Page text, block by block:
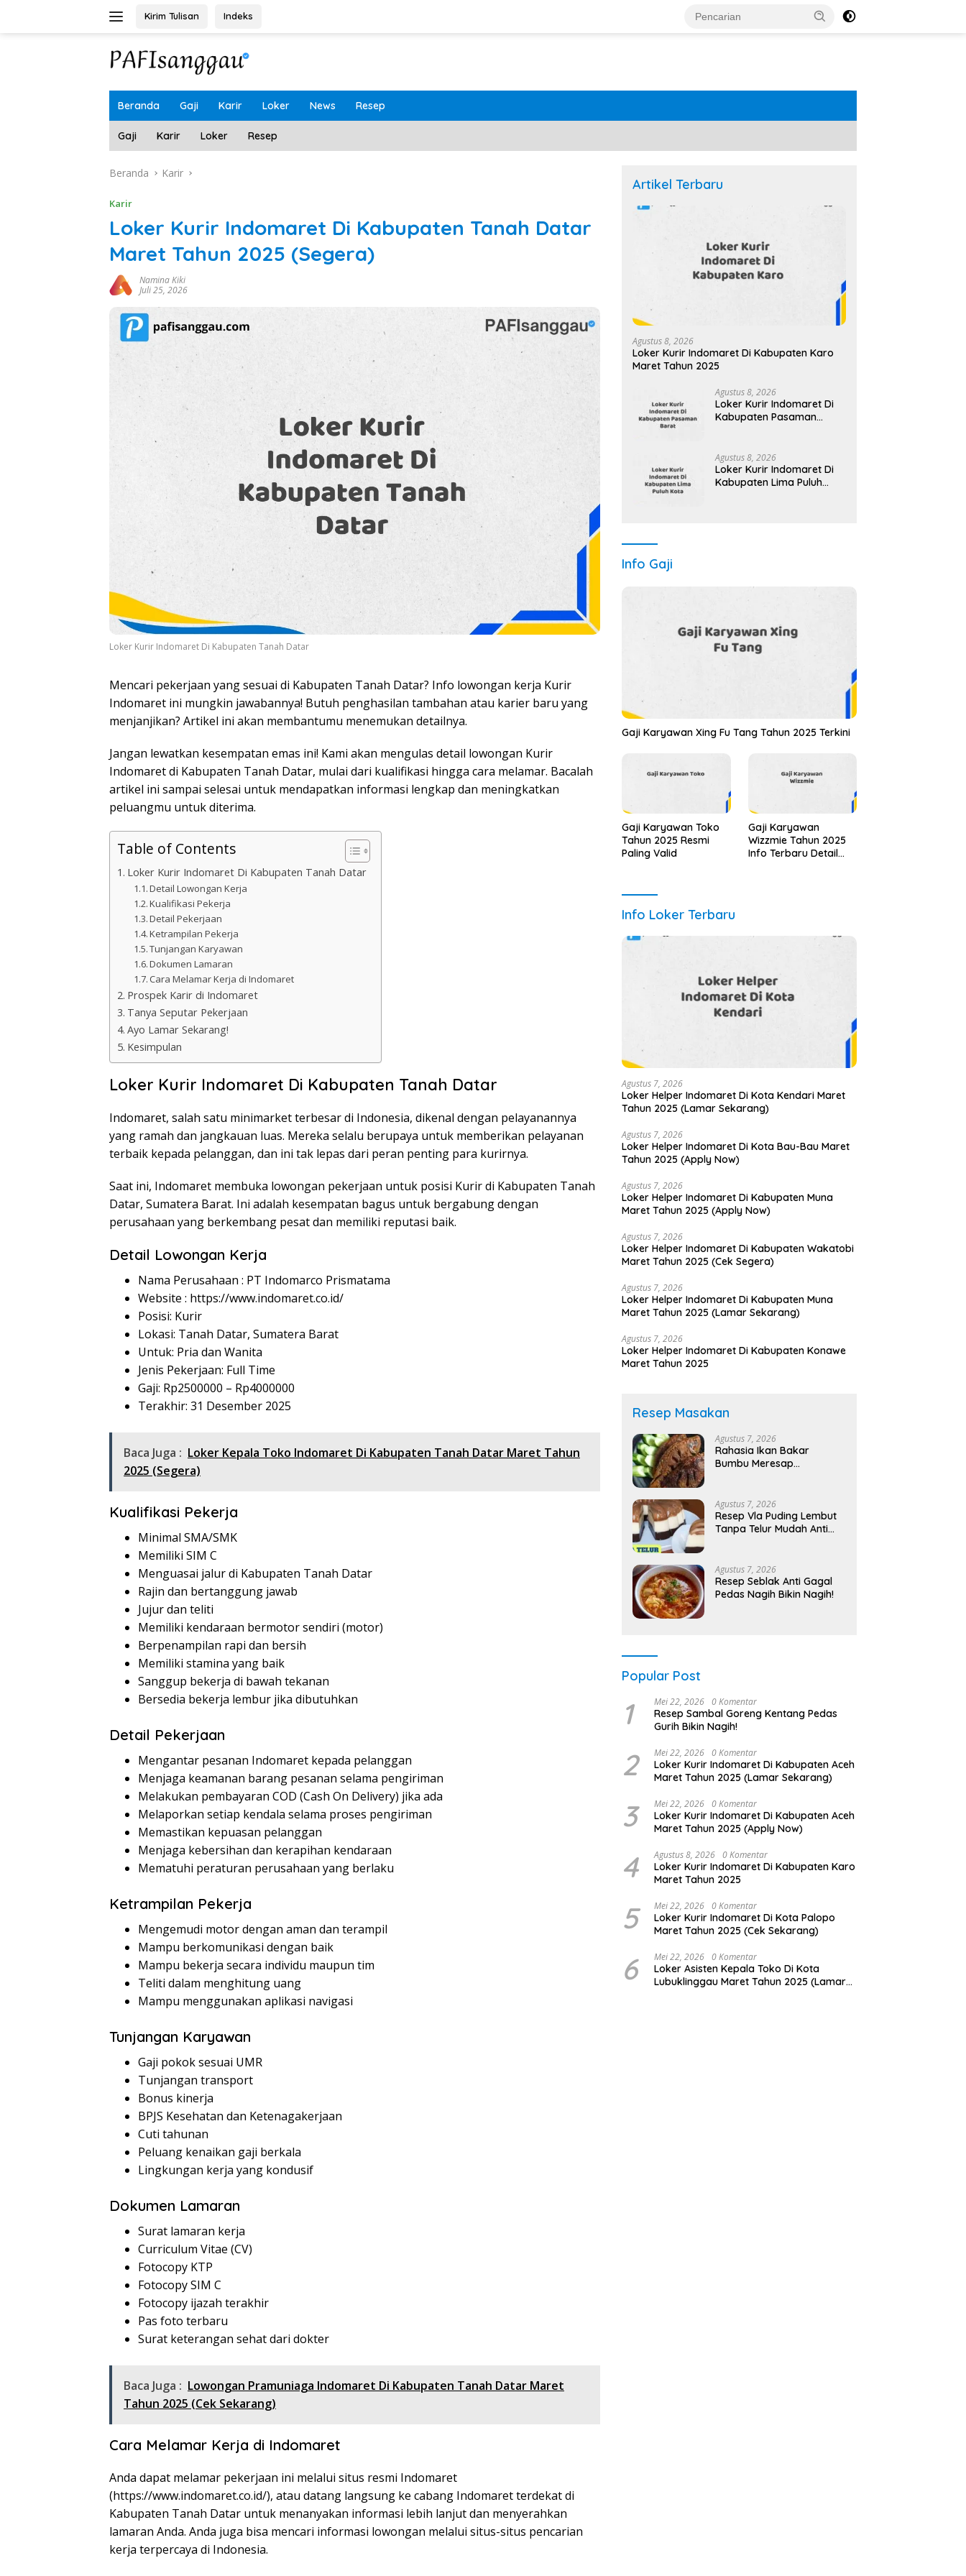
Kirim Tulisan Indeks
Beranda Gaji Karir Loker News Resep
Gaji Karir Loker Resep
Beranda Karir
Karir
Loker Kurir Indomaret Di Kabupaten Tanah Datar
Maret Tahun 2025 (Segera)
Namina Kiki
Juli 25, 2026
Loker Kurir Indomaret Di Kabupaten Tanah Datar
Mencari pekerjaan yang sesuai di Kabupaten Tanah Datar? Info lowongan kerja Kurir
Indomaret ini mungkin jawabannya! Butuh penghasilan tambahan atau karier baru yang
menjanjikan? Artikel ini akan membantumu menemukan detailnya.
Jangan lewatkan kesempatan emas ini! Kami akan mengulas detail lowongan Kurir
Indomaret di Kabupaten Tanah Datar, mulai dari kualifikasi hingga cara melamar. Bacalah
artikel ini sampai selesai untuk mendapatkan informasi lengkap dan meningkatkan
peluangmu untuk diterima.
Table of Contents
Loker Kurir Indomaret Di Kabupaten Tanah Datar
Detail Lowongan Kerja
Kualifikasi Pekerja
Detail Pekerjaan
Ketrampilan Pekerja
Tunjangan Karyawan
Dokumen Lamaran
Cara Melamar Kerja di Indomaret
Prospek Karir di Indomaret
Tanya Seputar Pekerjaan
Ayo Lamar Sekarang!
Kesimpulan
Loker Kurir Indomaret Di Kabupaten Tanah Datar
Indomaret, salah satu minimarket terbesar di Indonesia, dikenal dengan pelayanannya
yang ramah dan jangkauan luas. Mereka selalu berupaya untuk memberikan pelayanan
terbaik kepada pelanggan, dan ini tak lepas dari peran penting para kurirnya.
Saat ini, Indomaret membuka lowongan pekerjaan untuk posisi Kurir di Kabupaten Tanah
Datar, Sumatera Barat. Ini adalah kesempatan bagus untuk bergabung dengan
perusahaan yang berkembang pesat dan memiliki reputasi baik.
Detail Lowongan Kerja
Nama Perusahaan : PT Indomarco Prismatama
Website : https://www.indomaret.co.id/
Posisi: Kurir
Lokasi: Tanah Datar, Sumatera Barat
Untuk: Pria dan Wanita
Jenis Pekerjaan: Full Time
Gaji: Rp2500000 – Rp4000000
Terakhir: 31 Desember 2025
Baca Juga : Loker Kepala Toko Indomaret Di Kabupaten Tanah Datar Maret Tahun
2025 (Segera)
Kualifikasi Pekerja
Minimal SMA/SMK
Memiliki SIM C
Menguasai jalur di Kabupaten Tanah Datar
Rajin dan bertanggung jawab
Jujur dan teliti
Memiliki kendaraan bermotor sendiri (motor)
Berpenampilan rapi dan bersih
Memiliki stamina yang baik
Sanggup bekerja di bawah tekanan
Bersedia bekerja lembur jika dibutuhkan
Detail Pekerjaan
Mengantar pesanan Indomaret kepada pelanggan
Menjaga keamanan barang pesanan selama pengiriman
Melakukan pembayaran COD (Cash On Delivery) jika ada
Melaporkan setiap kendala selama proses pengiriman
Memastikan kepuasan pelanggan
Menjaga kebersihan dan kerapihan kendaraan
Mematuhi peraturan perusahaan yang berlaku
Ketrampilan Pekerja
Mengemudi motor dengan aman dan terampil
Mampu berkomunikasi dengan baik
Mampu bekerja secara individu maupun tim
Teliti dalam menghitung uang
Mampu menggunakan aplikasi navigasi
Tunjangan Karyawan
Gaji pokok sesuai UMR
Tunjangan transport
Bonus kinerja
BPJS Kesehatan dan Ketenagakerjaan
Cuti tahunan
Peluang kenaikan gaji berkala
Lingkungan kerja yang kondusif
Dokumen Lamaran
Surat lamaran kerja
Curriculum Vitae (CV)
Fotocopy KTP
Fotocopy SIM C
Fotocopy ijazah terakhir
Pas foto terbaru
Surat keterangan sehat dari dokter
Baca Juga : Lowongan Pramuniaga Indomaret Di Kabupaten Tanah Datar Maret
Tahun 2025 (Cek Sekarang)
Cara Melamar Kerja di Indomaret
Anda dapat melamar pekerjaan ini melalui situs resmi Indomaret
(https://www.indomaret.co.id/), atau datang langsung ke cabang Indomaret terdekat di
Kabupaten Tanah Datar untuk menanyakan informasi lebih lanjut dan menyerahkan
lamaran Anda. Anda juga bisa mencari informasi lowongan melalui situs-situs pencarian
kerja terpercaya di Indonesia.
Artikel Terbaru
Agustus 8, 2026
Loker Kurir Indomaret Di Kabupaten Karo
Maret Tahun 2025
Agustus 8, 2026
Loker Kurir Indomaret Di
Kabupaten Pasaman
Agustus 8, 2026
Loker Kurir Indomaret Di
Kabupaten Lima Puluh
Info Gaji
Gaji Karyawan Xing Fu Tang Tahun 2025 Terkini
Gaji Karyawan Toko
Tahun 2025 Resmi
Paling Valid
Gaji Karyawan
Wizzmie Tahun 2025
Info Terbaru Detail
Info Loker Terbaru
Agustus 7, 2026
Loker Helper Indomaret Di Kota Kendari Maret
Tahun 2025 (Lamar Sekarang)
Agustus 7, 2026
Loker Helper Indomaret Di Kota Bau-Bau Maret
Tahun 2025 (Apply Now)
Agustus 7, 2026
Loker Helper Indomaret Di Kabupaten Muna
Maret Tahun 2025 (Apply Now)
Agustus 7, 2026
Loker Helper Indomaret Di Kabupaten Wakatobi
Maret Tahun 2025 (Cek Segera)
Agustus 7, 2026
Loker Helper Indomaret Di Kabupaten Muna
Maret Tahun 2025 (Lamar Sekarang)
Agustus 7, 2026
Loker Helper Indomaret Di Kabupaten Konawe
Maret Tahun 2025
Resep Masakan
Agustus 7, 2026
Rahasia Ikan Bakar
Bumbu Meresap
Agustus 7, 2026
Resep Vla Puding Lembut
Tanpa Telur Mudah Anti
Agustus 7, 2026
Resep Seblak Anti Gagal
Pedas Nagih Bikin Nagih!
Popular Post
1 Mei 22, 2026 0 Komentar
Resep Sambal Goreng Kentang Pedas
Gurih Bikin Nagih!
2 Mei 22, 2026 0 Komentar
Loker Kurir Indomaret Di Kabupaten Aceh
Maret Tahun 2025 (Lamar Sekarang)
3 Mei 22, 2026 0 Komentar
Loker Kurir Indomaret Di Kabupaten Aceh
Maret Tahun 2025 (Apply Now)
4 Agustus 8, 2026 0 Komentar
Loker Kurir Indomaret Di Kabupaten Karo
Maret Tahun 2025
5 Mei 22, 2026 0 Komentar
Loker Kurir Indomaret Di Kota Palopo
Maret Tahun 2025 (Cek Sekarang)
6 Mei 22, 2026 0 Komentar
Loker Asisten Kepala Toko Di Kota
Lubuklinggau Maret Tahun 2025 (Lamar